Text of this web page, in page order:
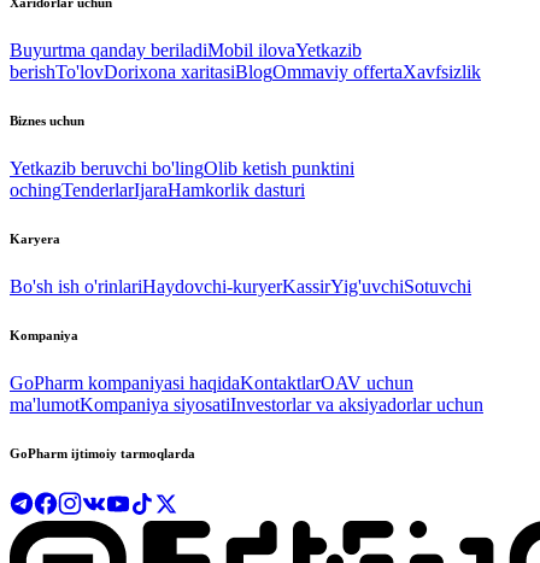
Buyurtma qanday beriladiMobil ilovaYetkazib
berishTo'lovDorixona xaritasiBlogOmmaviy offertaXavfsizlik
Biznes uchun
Yetkazib beruvchi bo'lingOlib ketish punktini
ochingTenderlarIjaraHamkorlik dasturi
Karyera
Bo'sh ish o'rinlariHaydovchi-kuryerKassirYig'uvchiSotuvchi
Kompaniya
GoPharm kompaniyasi haqidaKontaktlarOAV uchun
ma'lumotKompaniya siyosatiInvestorlar va aksiyadorlar uchun
GoPharm ijtimoiy tarmoqlarda